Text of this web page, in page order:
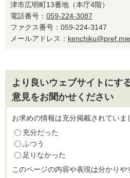
津市広明町13番地（本庁4階）
電話番号： 059-224-3087
ファクス番号：059-224-3147
メールアドレス：
より良いウェブサイトにす
意見をお聞かせください
お求めの情報は充分掲載されていま
充分だった
ふつう
足りなかった
このページの内容や表現は分かりや